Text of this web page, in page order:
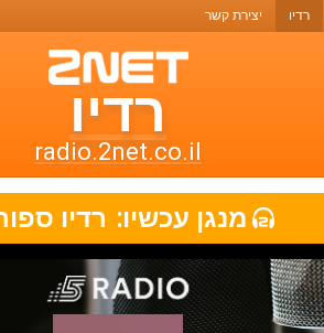
רדיו יצירת קשר
רדיו
טו-נט
רדיו
radio.2net.co.il
תחנות
רדיו
ואתרי
מוזיקה
מנגן עכשיו: רדיו